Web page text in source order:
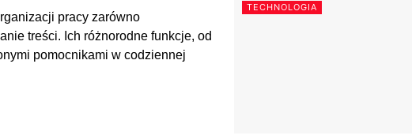
pracy zarówno
treści. Ich różnorodne funkcje, od
pomocnikami w codziennej
TECHNOLOGIA